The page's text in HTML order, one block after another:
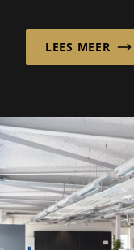
LEES MEER